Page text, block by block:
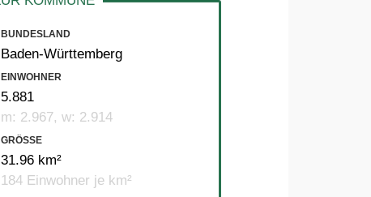
BUNDESLAND
Baden-Württemberg
EINWOHNER
5.881
m: 2.967, w: 2.914
GRÖSSE
31.96 km²
184 Einwohner je km²